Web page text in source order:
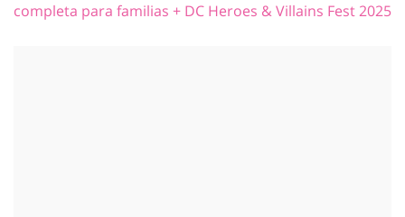
completa para familias + DC Heroes & Villains Fest 2025